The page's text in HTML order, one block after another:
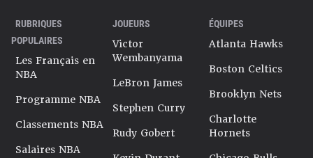
RUBRIQUES
POPULAIRES
Les Français en
NBA
Programme NBA
Classements NBA
Salaires NBA
JOUEURS
Victor
Wembanyama
LeBron James
Stephen Curry
Rudy Gobert
ÉQUIPES
Atlanta Hawks
Boston Celtics
Brooklyn Nets
Charlotte
Hornets